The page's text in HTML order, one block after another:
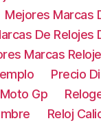
Mejores Marcas
De Relojes
Marcas
Precio
Gp
Reloj